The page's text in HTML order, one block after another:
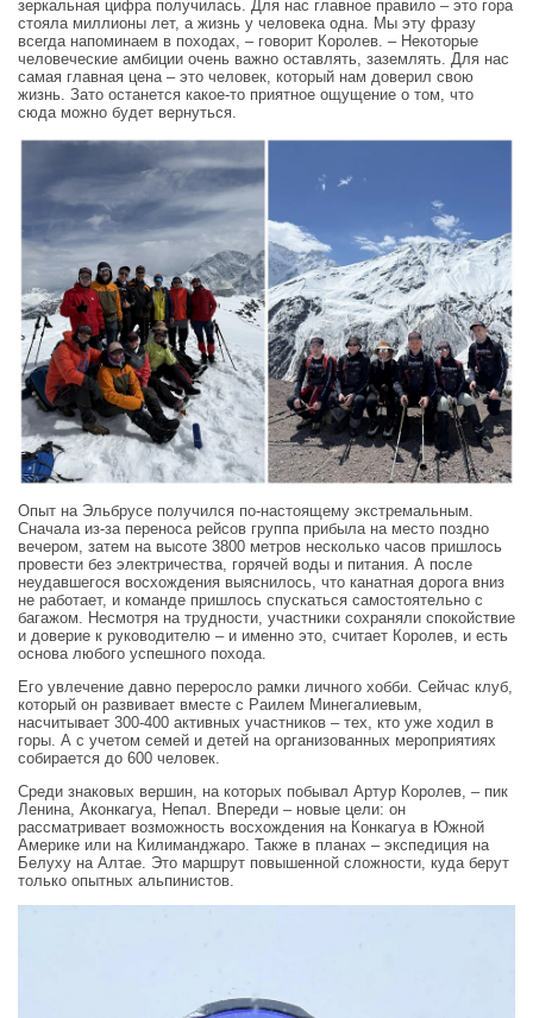
зеркальная цифра получилась. Для нас главное правило – это гора
стояла миллионы лет, а жизнь у человека одна. Мы эту фразу
всегда напоминаем в походах, – говорит Королев. – Некоторые
человеческие амбиции очень важно оставлять, заземлять. Для нас
самая главная цена – это человек, который нам доверил свою
жизнь. Зато останется какое-то приятное ощущение о том, что
сюда можно будет вернуться.
Опыт на Эльбрусе получился по-настоящему экстремальным.
Сначала из‑за переноса рейсов группа прибыла на место поздно
вечером, затем на высоте 3800 метров несколько часов пришлось
провести без электричества, горячей воды и питания. А после
неудавшегося восхождения выяснилось, что канатная дорога вниз
не работает, и команде пришлось спускаться самостоятельно с
багажом. Несмотря на трудности, участники сохраняли спокойствие
и доверие к руководителю – и именно это, считает Королев, и есть
основа любого успешного похода.
Его увлечение давно переросло рамки личного хобби. Сейчас клуб,
который он развивает вместе с Раилем Минегалиевым,
насчитывает 300-400 активных участников – тех, кто уже ходил в
горы. А с учетом семей и детей на организованных мероприятиях
собирается до 600 человек.
Среди знаковых вершин, на которых побывал Артур Королев, – пик
Ленина, Аконкагуа, Непал. Впереди – новые цели: он
рассматривает возможность восхождения на Конкагуа в Южной
Америке или на Килиманджаро. Также в планах – экспедиция на
Белуху на Алтае. Это маршрут повышенной сложности, куда берут
только опытных альпинистов.